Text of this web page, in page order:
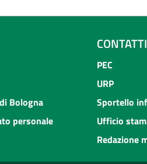
Bologna
personale
CONTATTI
PEC
URP
Sportello
Ufficio
Redazione